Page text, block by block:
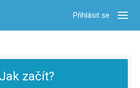
Přihlásit se
Jak začít?